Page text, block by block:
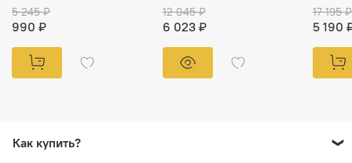
5 245 ₽
990 ₽
12 045 ₽
6 023 ₽
17 195 ₽
5 190
Как купить?